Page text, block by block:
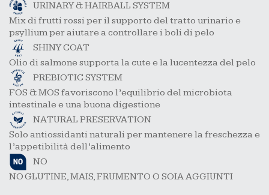
URINARY & HAIRBALL SYSTEM
Mix di frutti rossi per il supporto del tratto urinario e
psyllium per aiutare a controllare i boli di pelo
SHINY COAT
Olio di salmone supporta la cute e la lucentezza del pelo
PREBIOTIC SYSTEM
FOS & MOS favoriscono l’equilibrio del microbiota
intestinale e una buona digestione
NATURAL PRESERVATION
Solo antiossidanti naturali per mantenere la freschezza e
l’appetibilità dell’alimento
NO
NO GLUTINE, MAIS, FRUMENTO O SOIA AGGIUNTI